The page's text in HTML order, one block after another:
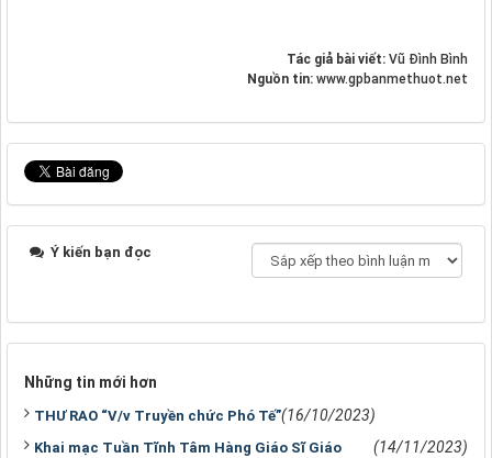
Tác giả bài viết: Vũ Đình Bình
Nguồn tin: www.gpbanmethuot.net
Ý kiến bạn đọc
Những tin mới hơn
THƯ RAO “V/v Truyền chức Phó Tế”(16/10/2023)
Khai mạc Tuần Tĩnh Tâm Hàng Giáo Sĩ Giáo
(14/11/2023)